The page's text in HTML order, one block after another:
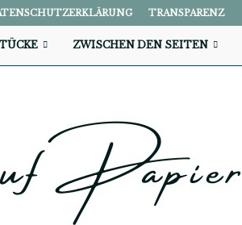
TRANSPARENZ
ZWISCHEN DEN SEITEN